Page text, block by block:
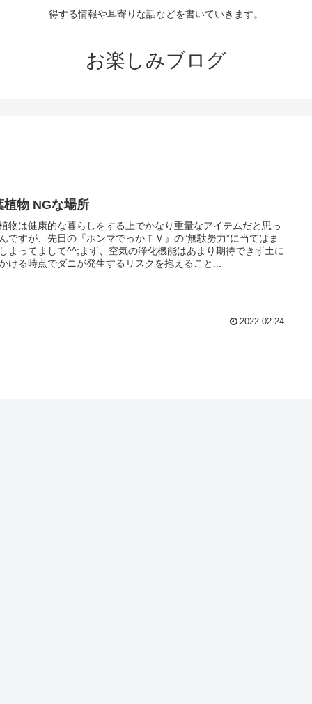
得する情報や耳寄りな話などを書いていきます。
お楽しみブログ
植物 NGな場所
物は健康的な暮らしをする上でかなり重量なアイテムだと思っ
ですが、先日の『ホンマでっかＴＶ』の”無駄努力”に当てはま
まってまして^^;まず、空気の浄化機能はあまり期待できず土に
ける時点でダニが発生するリスクを抱えること...
2022.02.24